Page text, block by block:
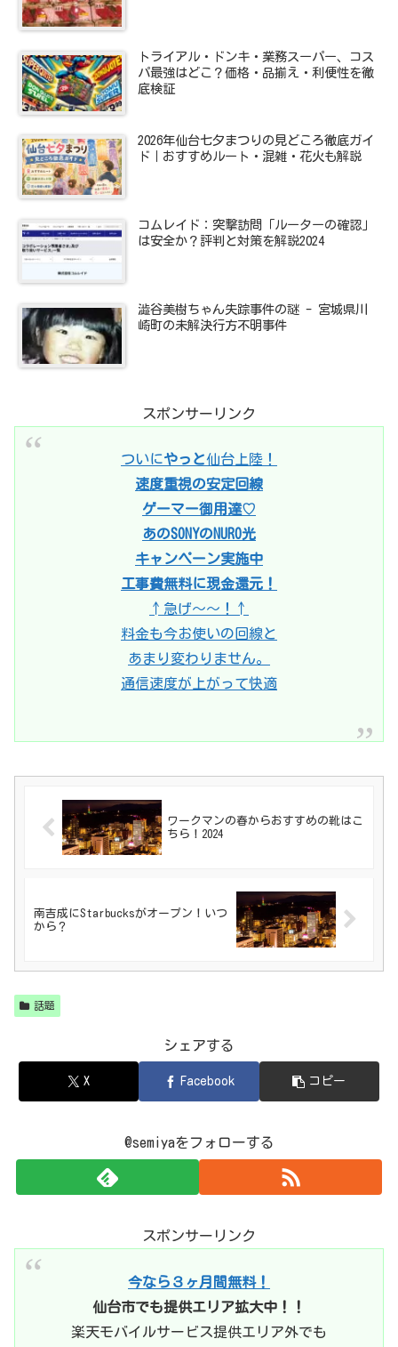
トライアル・ドンキ・業務スーパー、コス
パ最強はどこ？価格・品揃え・利便性を徹
底検証
2026年仙台七夕まつりの見どころ徹底ガイ
ド｜おすすめルート・混雑・花火も解説
コムレイド：突撃訪問「ルーターの確認」
は安全か？評判と対策を解説2024
澁谷美樹ちゃん失踪事件の謎 - 宮城県川
崎町の未解決行方不明事件
スポンサーリンク
ついにやっと仙台上陸！
速度重視の安定回線
ゲーマー御用達♡
あのSONYのNURO光
キャンペーン実施中
工事費無料に現金還元！
↑急げ〜〜！↑
料金も今お使いの回線と
あまり変わりません。
通信速度が上がって快適
ワークマンの春からおすすめの靴はこ
ちら！2024
南吉成にStarbucksがオープン！いつ
から？
話題
シェアする
X Facebook コピー
@semiyaをフォローする
スポンサーリンク
今なら３ヶ月間無料！
仙台市でも提供エリア拡大中！！
楽天モバイルサービス提供エリア外でも